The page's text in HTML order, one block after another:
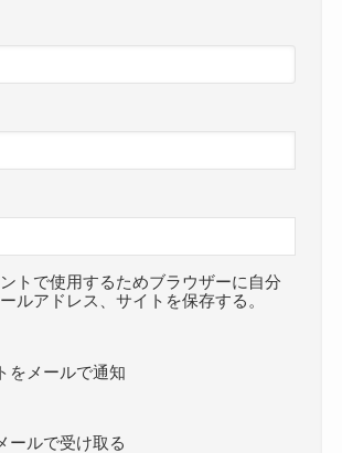
トで使用するためブラウザーに自分
ルアドレス、サイトを保存する。
をメールで通知
ールで受け取る